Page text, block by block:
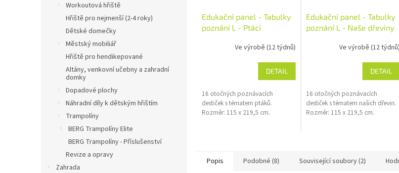
Workoutová hřiště
Hřiště pro nejmenší (2-4 roky)
Dětské domečky
Městský mobiliář
Hřiště pro hendikepované
Altány, venkovní učebny a zahradní
domky
Dopadové plochy
Náhradní díly k dětským hřištím
Trampolíny
BERG Trampolíny Elite
BERG Trampolíny - Příslušenství
Revize a opravy
Zahrada
Edukační panel - Tabulky
poznání L - Ptáci
Ve výrobě (12 týdnů)
DETAIL
16 otočných poznávacích
destiček s tématem ptáků.
Rozměr: 115 x 219,5 cm.
Edukační panel - Tabulky
poznání L - Naše dřeviny
Ve výrobě (12 týdnů)
DETAIL
16 otočných poznávacích
destiček s tématem našich dřevin.
Rozměr: 115 x 219,5 cm.
Popis Podobné (8) Související soubory (2)